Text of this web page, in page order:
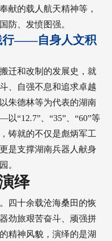
献的载人航天精神等，
防、发愤图强。
行——自身人文积
迁和改制的发展史，就
、自强不息和追求卓越
朱德林等为代表的湖南
“12.7”、“35”、“60”等
铸就的不仅是彪炳军工
是支撑湖南兵器人献身
。
绎
四十余载沧海桑田的恢
劲旅艰苦奋斗、顽强拼
精神风貌，演绎的是湖